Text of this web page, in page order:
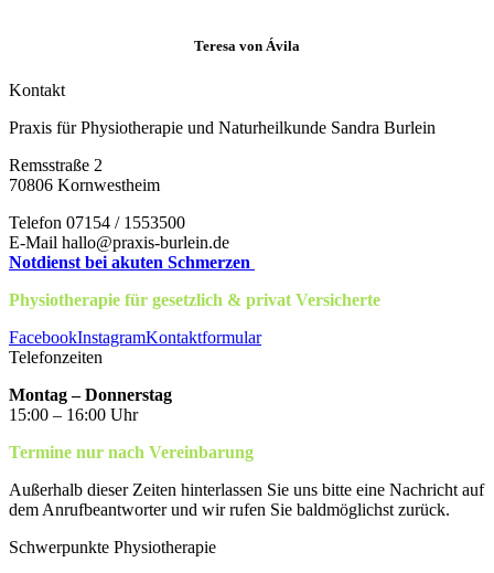
Teresa von Ávila
Kontakt
Praxis für Physiotherapie und Naturheilkunde Sandra Burlein
Remsstraße 2
70806 Kornwestheim
Telefon 07154 / 1553500
E-Mail hallo@praxis-burlein.de
Notdienst bei akuten Schmerzen
Physiotherapie für gesetzlich & privat Versicherte
FacebookInstagramKontaktformular
Telefonzeiten
Montag – Donnerstag
15:00 – 16:00 Uhr
Termine nur nach Vereinbarung
Außerhalb dieser Zeiten hinterlassen Sie uns bitte eine Nachricht auf
dem Anrufbeantworter und wir rufen Sie baldmöglichst zurück.
Schwerpunkte Physiotherapie